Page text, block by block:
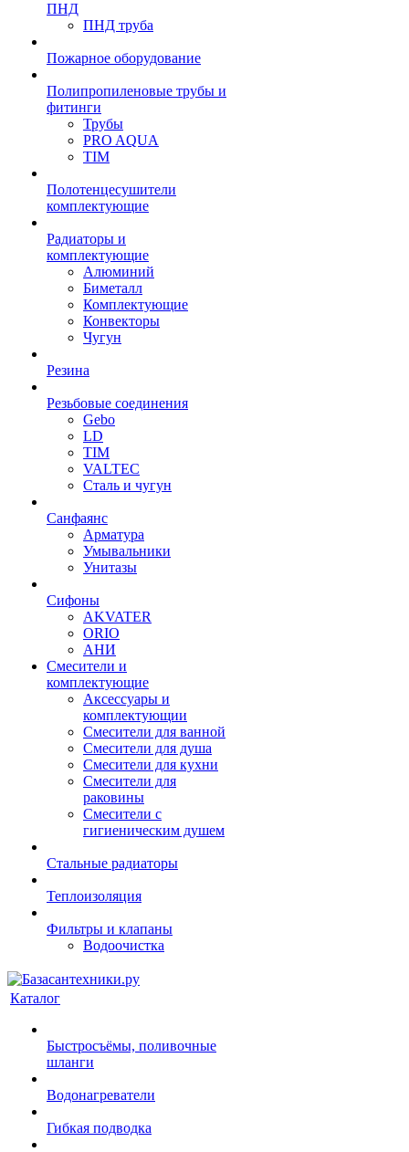
ПНД
ПНД труба
Пожарное оборудование
Полипропиленовые трубы и
фитинги
Трубы
PRO AQUA
TIM
Полотенцесушители
комплектующие
Радиаторы и
комплектующие
Алюминий
Биметалл
Комплектующие
Конвекторы
Чугун
Резина
Резьбовые соединения
Gebo
LD
TIM
VALTEC
Сталь и чугун
Санфаянс
Арматура
Умывальники
Унитазы
Сифоны
AKVATER
ORIO
АНИ
Смесители и
комплектующие
Аксессуары и
комплектующии
Смесители для ванной
Смесители для душа
Смесители для кухни
Смесители для
раковины
Смесители с
гигиеническим душем
Стальные радиаторы
Теплоизоляция
Фильтры и клапаны
Водоочистка
Каталог
Быстросъёмы, поливочные
шланги
Водонагреватели
Гибкая подводка